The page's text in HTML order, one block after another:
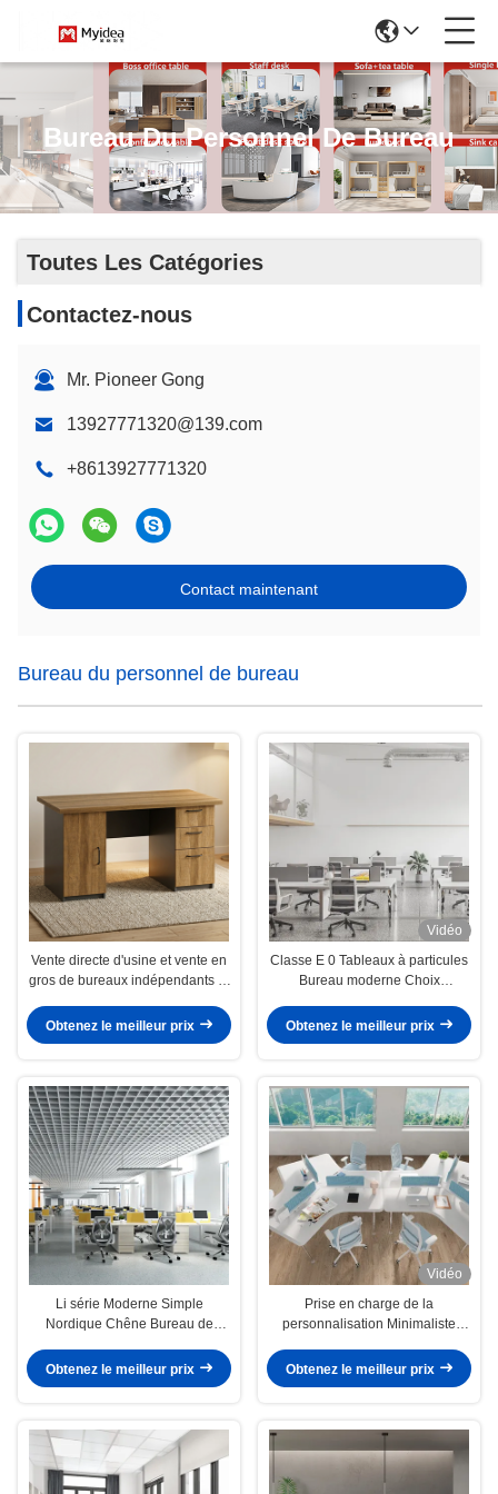
Bureau Du Personnel De Bureau
Toutes Les Catégories
Contactez-nous
Mr. Pioneer Gong
13927771320@139.com
+8613927771320
Contact maintenant
Bureau du personnel de bureau
Vente directe d'usine et vente en
gros de bureaux indépendants et
bureaux de bureau, d'armoires de
rangement de forme unique
Obtenez le meilleur prix
Vidéo
Classe E 0 Tableaux à particules
Bureau moderne Choix
personnalisés
Obtenez le meilleur prix
Li série Moderne Simple
Nordique Chêne Bureau de
acier personnalisés
Obtenez le meilleur prix
Vidéo
Prise en charge de la
personnalisation Minimaliste
Bureau Employé Bureau 6 places
Extra épais sur mesure
Obtenez le meilleur prix